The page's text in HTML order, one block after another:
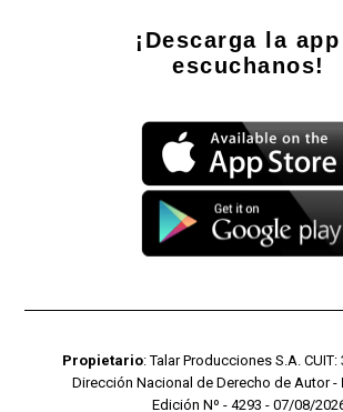
¡Descarga la
escuchanos!
Propietario: Talar Producciones S.A.
Dirección Nacional de Derecho de Autor -
Edición Nº - 4293 - 07/08/